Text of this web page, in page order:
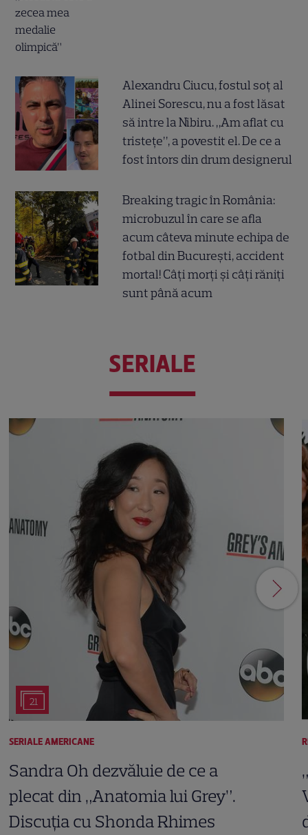
Alexandru Ciucu, fostul soț al
Alinei Sorescu, nu a fost lăsat
să intre la Nibiru. „Am aflat cu
tristețe”, a povestit el. De ce a
fost întors din drum designerul
Breaking tragic în România:
microbuzul în care se afla
acum câteva minute echipa de
fotbal din București, accident
mortal! Câți morți și câți răniți
sunt până acum
SERIALE
21
SERIALE AMERICANE
Sandra Oh dezvăluie de ce a
plecat din „Anatomia lui Grey”.
Discuția cu Shonda Rhimes